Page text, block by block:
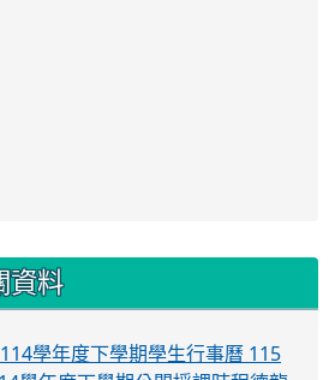
資料
114學年度下學期學生行事曆 115